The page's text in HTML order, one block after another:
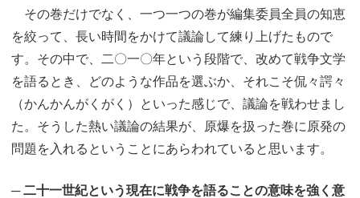
その巻だけでなく、一つ一つの巻が編集委員全員の知恵
を絞って、長い時間をかけて議論して練り上げたもので
す。その中で、二〇一〇年という段階で、改めて戦争文学
を語るとき、どのような作品を選ぶか、それこそ侃々諤々
（かんかんがくがく）といった感じで、議論を戦わせまし
た。そうした熱い議論の結果が、原爆を扱った巻に原発の
問題を入れるということにあらわれていると思います。
─ 二十一世紀という現在に戦争を語ることの意味を強く意